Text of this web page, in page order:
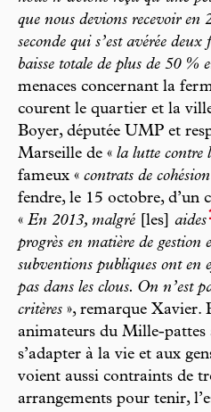
que nous devions recevoir en
seconde qui s’est avérée
baisse totale de plus de 50 %
menaces concernant la
courent le quartier et la
Boyer, députée UMP et
Marseille de « la lutte contre
fameux « contrats de cohésion
fendre, le 15 octobre, d’un
« En 2013, malgré [les] aides
progrès en matière de gestion
subventions publiques ont en
pas dans les clous. On n’est
critères », remarque Xavier.
animateurs du Mille-pattes
s’adapter à la vie et aux
voient aussi contraints de
arrangements pour tenir,